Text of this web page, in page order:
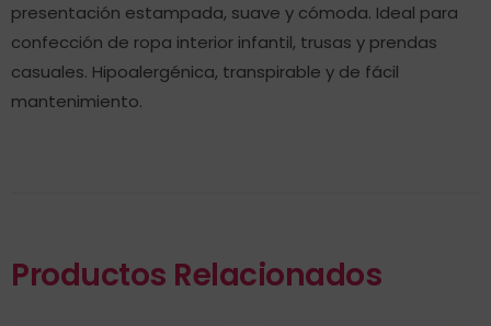
presentación estampada, suave y cómoda. Ideal para
confección de ropa interior infantil, trusas y prendas
casuales. Hipoalergénica, transpirable y de fácil
mantenimiento.
Productos Relacionados